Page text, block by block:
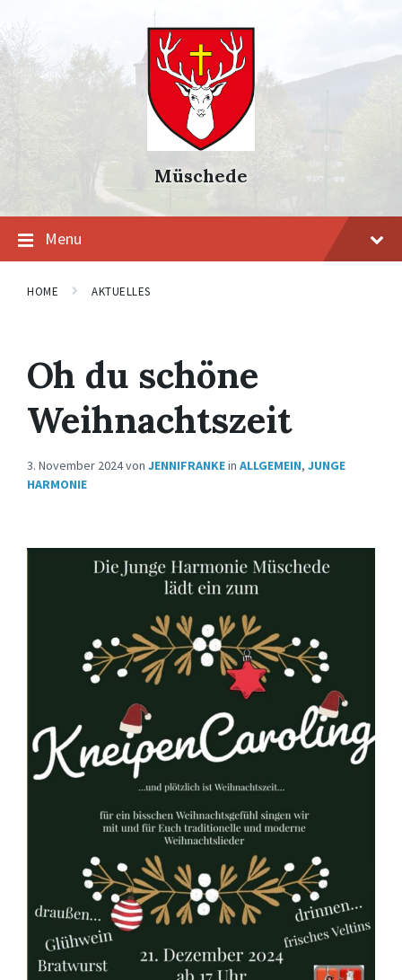
to
content
to
main
navigation
to
footer
Müschede
Menu
HOME AKTUELLES
Oh du schöne
Weihnachtszeit
3. November 2024von JENNIFRANKEin ALLGEMEIN, JUNGE
HARMONIE